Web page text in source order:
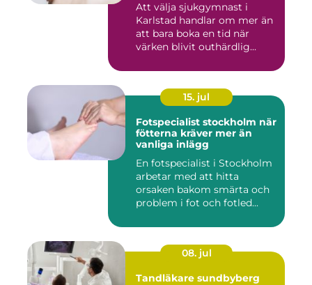
Att välja sjukgymnast i
Karlstad handlar om mer än
att bara boka en tid när
värken blivit outhärdlig...
15. jul
Fotspecialist stockholm när
fötterna kräver mer än
vanliga inlägg
En fotspecialist i Stockholm
arbetar med att hitta
orsaken bakom smärta och
problem i fot och fotled...
08. jul
Tandläkare sundbyberg